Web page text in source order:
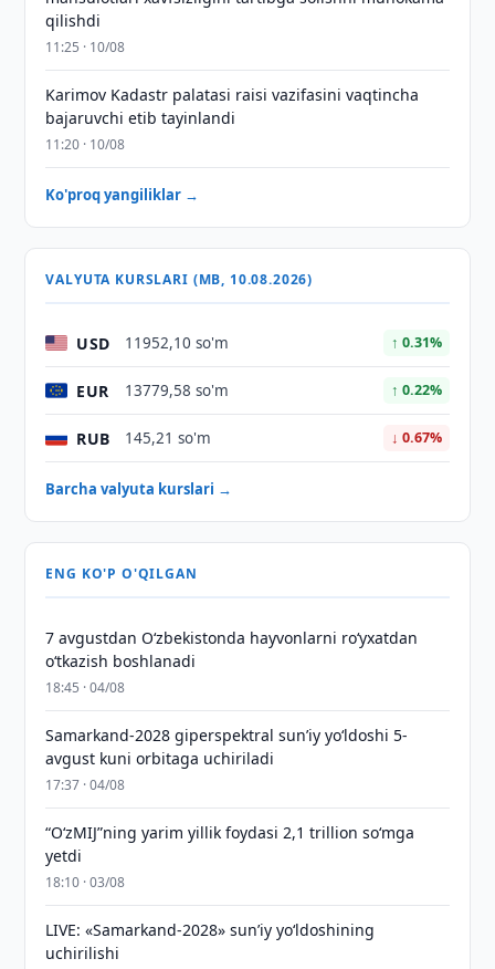
qilishdi
11:25 · 10/08
Karimov Kadastr palatasi raisi vazifasini vaqtincha
bajaruvchi etib tayinlandi
11:20 · 10/08
Ko'proq yangiliklar →
VALYUTA KURSLARI (MB, 10.08.2026)
USD 11952,10 so'm ↑ 0.31%
EUR 13779,58 so'm ↑ 0.22%
RUB 145,21 so'm ↓ 0.67%
Barcha valyuta kurslari →
ENG KO'P O'QILGAN
7 avgustdan O‘zbekistonda hayvonlarni ro‘yxatdan
o‘tkazish boshlanadi
18:45 · 04/08
Samarkand-2028 giperspektral sun’iy yo‘ldoshi 5-
avgust kuni orbitaga uchiriladi
17:37 · 04/08
“O‘zMIJ”ning yarim yillik foydasi 2,1 trillion so‘mga
yetdi
18:10 · 03/08
LIVE: «Samarkand-2028» sun’iy yo‘ldoshining
uchirilishi